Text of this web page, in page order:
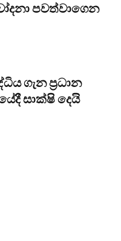
පවත්වාගෙන
ගැන ප්‍රධාන
සාක්ෂි දෙයි